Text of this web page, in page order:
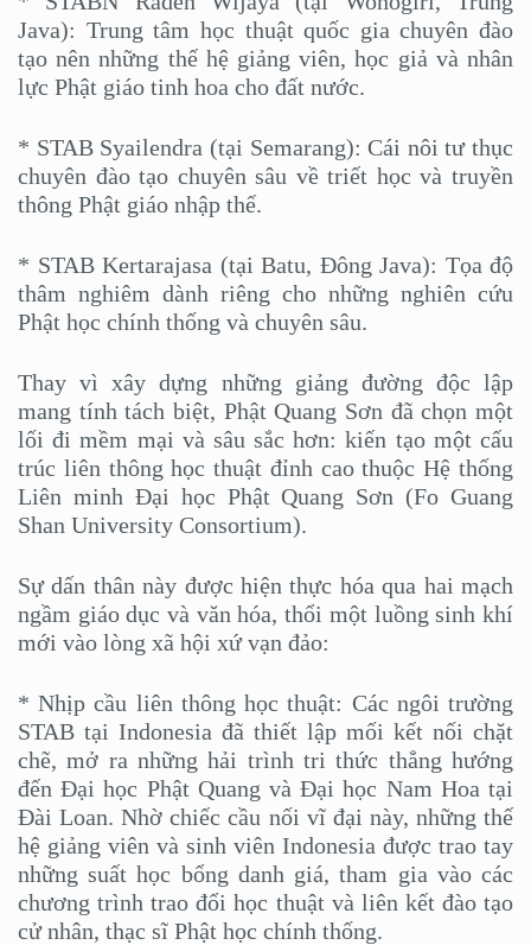
Java): Trung tâm học thuật quốc gia chuyên đào
tạo nên những thế hệ giảng viên, học giả và nhân
lực Phật giáo tinh hoa cho đất nước.
* STAB Syailendra (tại Semarang): Cái nôi tư thục
chuyên đào tạo chuyên sâu về triết học và truyền
thông Phật giáo nhập thế.
* STAB Kertarajasa (tại Batu, Đông Java): Tọa độ
thâm nghiêm dành riêng cho những nghiên cứu
Phật học chính thống và chuyên sâu.
Thay vì xây dựng những giảng đường độc lập
mang tính tách biệt, Phật Quang Sơn đã chọn một
lối đi mềm mại và sâu sắc hơn: kiến tạo một cấu
trúc liên thông học thuật đỉnh cao thuộc Hệ thống
Liên minh Đại học Phật Quang Sơn (Fo Guang
Shan University Consortium).
Sự dấn thân này được hiện thực hóa qua hai mạch
ngầm giáo dục và văn hóa, thổi một luồng sinh khí
mới vào lòng xã hội xứ vạn đảo:
* Nhịp cầu liên thông học thuật: Các ngôi trường
STAB tại Indonesia đã thiết lập mối kết nối chặt
chẽ, mở ra những hải trình tri thức thẳng hướng
đến Đại học Phật Quang và Đại học Nam Hoa tại
Đài Loan. Nhờ chiếc cầu nối vĩ đại này, những thế
hệ giảng viên và sinh viên Indonesia được trao tay
những suất học bổng danh giá, tham gia vào các
chương trình trao đổi học thuật và liên kết đào tạo
cử nhân, thạc sĩ Phật học chính thống.